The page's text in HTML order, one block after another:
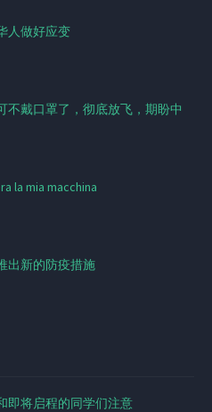
人做好应变
不戴口罩了，彻底放飞，期盼中
la mia macchina
出新的防疫措施
即将启程的同学们注意